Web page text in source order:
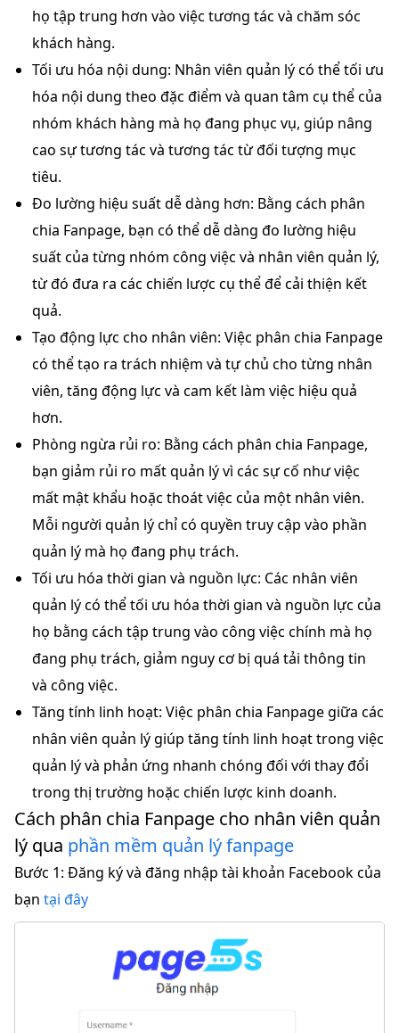
họ tập trung hơn vào việc tương tác và chăm sóc
khách hàng.
Tối ưu hóa nội dung: Nhân viên quản lý có thể tối ưu
hóa nội dung theo đặc điểm và quan tâm cụ thể của
nhóm khách hàng mà họ đang phục vụ, giúp nâng
cao sự tương tác và tương tác từ đối tượng mục
tiêu.
Đo lường hiệu suất dễ dàng hơn: Bằng cách phân
chia Fanpage, bạn có thể dễ dàng đo lường hiệu
suất của từng nhóm công việc và nhân viên quản lý,
từ đó đưa ra các chiến lược cụ thể để cải thiện kết
quả.
Tạo động lực cho nhân viên: Việc phân chia Fanpage
có thể tạo ra trách nhiệm và tự chủ cho từng nhân
viên, tăng động lực và cam kết làm việc hiệu quả
hơn.
Phòng ngừa rủi ro: Bằng cách phân chia Fanpage,
bạn giảm rủi ro mất quản lý vì các sự cố như việc
mất mật khẩu hoặc thoát việc của một nhân viên.
Mỗi người quản lý chỉ có quyền truy cập vào phần
quản lý mà họ đang phụ trách.
Tối ưu hóa thời gian và nguồn lực: Các nhân viên
quản lý có thể tối ưu hóa thời gian và nguồn lực của
họ bằng cách tập trung vào công việc chính mà họ
đang phụ trách, giảm nguy cơ bị quá tải thông tin
và công việc.
Tăng tính linh hoạt: Việc phân chia Fanpage giữa các
nhân viên quản lý giúp tăng tính linh hoạt trong việc
quản lý và phản ứng nhanh chóng đối với thay đổi
trong thị trường hoặc chiến lược kinh doanh.
Cách phân chia Fanpage cho nhân viên quản
lý qua phần mềm quản lý fanpage
Bước 1: Đăng ký và đăng nhập tài khoản Facebook của
bạn tại đây